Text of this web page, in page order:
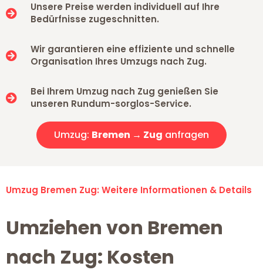
Unsere Preise werden individuell auf Ihre
Bedürfnisse zugeschnitten.
Wir garantieren eine effiziente und schnelle
Organisation Ihres Umzugs nach Zug.
Bei Ihrem Umzug nach Zug genießen Sie
unseren Rundum-sorglos-Service.
Umzug: Bremen → Zug anfragen
Umzug Bremen Zug: Weitere Informationen & Details
Umziehen von Bremen
nach Zug: Kosten